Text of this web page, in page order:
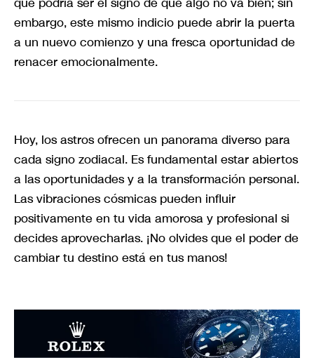
embargo, este mismo indicio puede abrir la puerta
a un nuevo comienzo y una fresca oportunidad de
renacer emocionalmente.
Hoy, los astros ofrecen un panorama diverso para
cada signo zodiacal. Es fundamental estar abiertos
a las oportunidades y a la transformación personal.
Las vibraciones cósmicas pueden influir
positivamente en tu vida amorosa y profesional si
decides aprovecharlas. ¡No olvides que el poder de
cambiar tu destino está en tus manos!